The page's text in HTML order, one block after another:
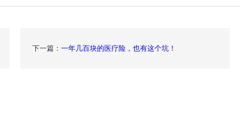
下一篇： 一年几百块的医疗险，也有这个坑！